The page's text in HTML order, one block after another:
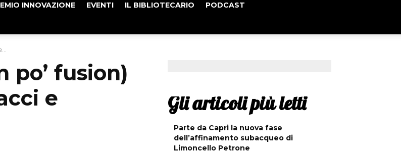
INNOVAZIONE EVENTI IL BIBLIOTECARIO PODCAST
po’ fusion)
e
Gli articoli più letti
Parte da Capri la nuova fase
dell’affinamento subacqueo di
Limoncello Petrone